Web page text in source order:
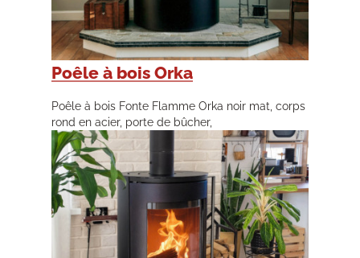
Poêle à bois Orka
Poêle à bois Fonte Flamme Orka noir mat, corps
rond en acier, porte de bûcher,